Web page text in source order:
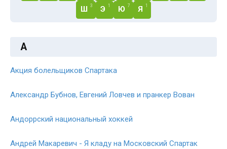
Ш 3 Э 1 Ю 7 Я 1
А
Акция болельщиков Спартака
Александр Бубнов, Евгений Ловчев и пранкер Вован
Андоррский национальный хоккей
Андрей Макаревич - Я кладу на Московский Спартак